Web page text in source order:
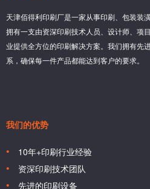
天津佰得利印刷厂是一家从事印刷、包装装
拥有一支由资深印刷技术人员、设计师、项
业提供全方位的印刷解决方案。我们拥有先
系，确保每一件产品都能达到客户的要求。
我们的优势
10年+印刷行业经验
资深印刷技术团队
先进的印刷设备